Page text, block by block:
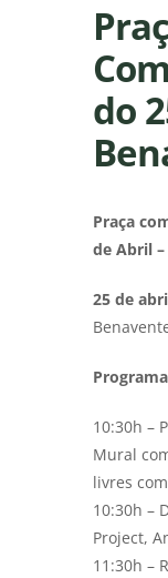
do
Praça
de Abril
25 de
10:30h –
Mural
livres
10:30h –
Project,
11:30h –